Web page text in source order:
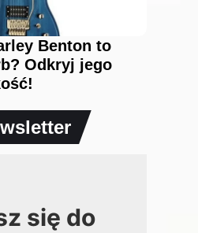
Benton to
Odkryj jego
się do